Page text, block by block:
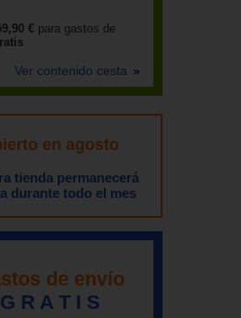
€ para gastos de
Ver contenido cesta
en agosto
tienda permanecerá
durante todo el mes
de envío
G R A T I S